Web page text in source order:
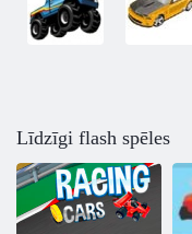
Līdzīgi flash spēles